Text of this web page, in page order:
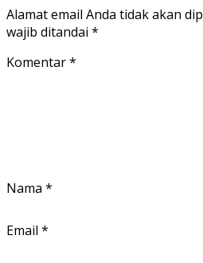
Alamat email Anda tidak akan
wajib ditandai *
Komentar*
Nama *
Email *